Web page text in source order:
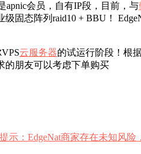
apnic会员，自有IP段，目前，与
固态阵列raid10 + BBU！
云服务器的试运行阶段！根
的朋友可以考虑下单购买
提示：EdgeNat商家存在未知风险